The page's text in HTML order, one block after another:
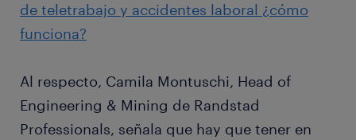
de teletrabajo y accidentes laboral ¿cómo
funciona?
Al respecto, Camila Montuschi, Head of
Engineering & Mining de Randstad
Professionals, señala que hay que tener en